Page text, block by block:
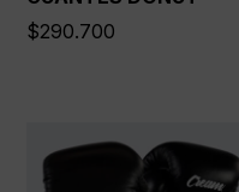
$290.700